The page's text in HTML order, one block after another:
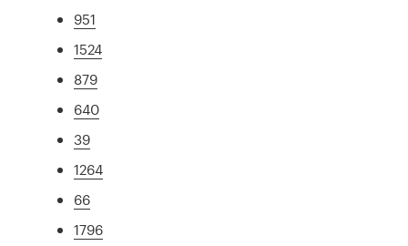
951
1524
879
640
39
1264
66
1796